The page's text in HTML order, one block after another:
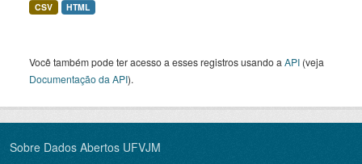
CSV HTML
Você também pode ter acesso a esses registros usando a API (veja
Documentação da API).
Sobre Dados Abertos UFVJM